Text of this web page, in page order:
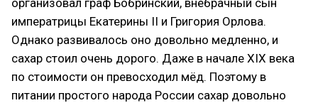
организовал граф Бобринский, внебрачный сын
императрицы Екатерины II и Григория Орлова.
Однако развивалось оно довольно медленно, и
сахар стоил очень дорого. Даже в начале XIX века
по стоимости он превосходил мёд. Поэтому в
питании простого народа России сахар довольно